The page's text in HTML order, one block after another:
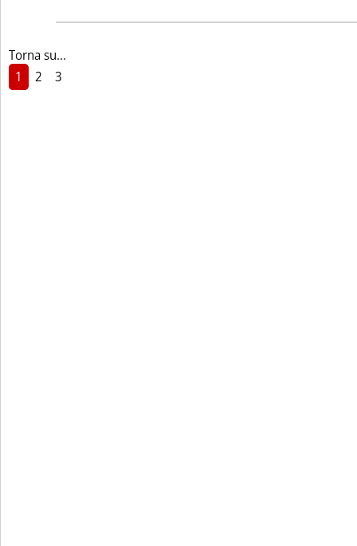
Torna su...
1
2 3